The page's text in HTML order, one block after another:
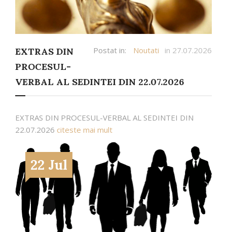
Postat in: Noutati in 27.07.2026
EXTRAS DIN
PROCESUL-
VERBAL AL SEDINTEI DIN 22.07.2026
EXTRAS DIN PROCESUL-VERBAL AL SEDINTEI DIN
22.07.2026 citeste mai mult
22 Jul